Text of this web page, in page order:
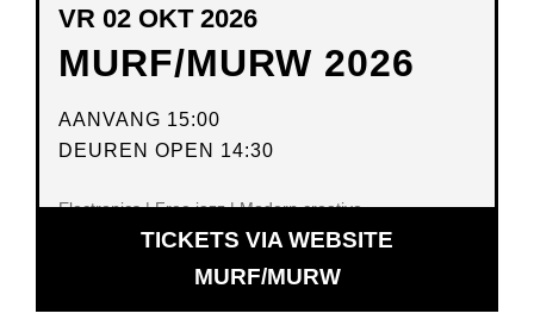
MURF/MURW 2026
VR 02 OKT 2026
AANVANG 15:00
DEUREN OPEN 14:30
Electronics | Free jazz | Modern creative
TICKETS VIA WEBSITE
MURF/MURWOPENT
IN